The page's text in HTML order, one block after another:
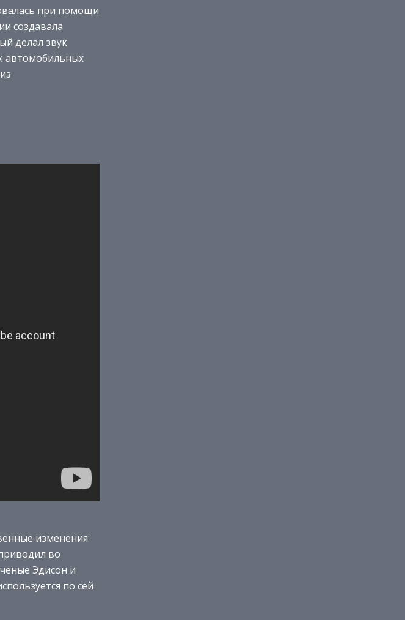
при помощи
создавала
делал звук
автомобильных
изменения:
во
Эдисон и
по сей